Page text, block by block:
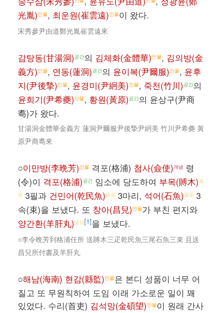
光胤)인물, 최운원(崔雲遠)인물이 왔다.
宋秀參尹由道鄭光胤崔雲遠來
감탕동(甘湯洞)공간의 김체화(金體華)인물, 김의방(金
義方)인물, 연동(蓮洞)공간의 윤이복(尹爾服)인물, 윤후
지(尹後摯)인물, 윤경미(尹絅美)인물, 죽천(竹川)공간의
윤희기(尹希夔)인물, 황원(黃原)공간의 윤상구(尹商
耈)가 왔다.
甘湯洞金體華金義方 蓮洞尹爾服尹後摯尹絅美 竹川尹希夔 黃
原尹商耈來
○이만방(李晩芳)인물 격포(格浦) 첨사(僉使)개념 령
(令)이 격포(格浦)공간 임소에 당도하여 부목(賻木)물
품 3필과 건민어(乾民魚)물품 3마리, 석어(石魚)물품 3
속(束)을 보냈다. 또 창아(昌兒)인물가 부친 편지와
양간환(羊肝丸)물품[1]을 보냈다.
○李令晩芳到格浦任所 送賻木三疋乾民魚三尾石魚三束 且送
昌兒所付書及羊肝丸
○해남(海南) 현감(縣監)인물은 본디 성품이 너무 어
질고 또 무원칙하여 도임 이래 가소로운 일이 꽤
있었다. 수리(首吏) 김석망(金碩望)인물이 원래 간사